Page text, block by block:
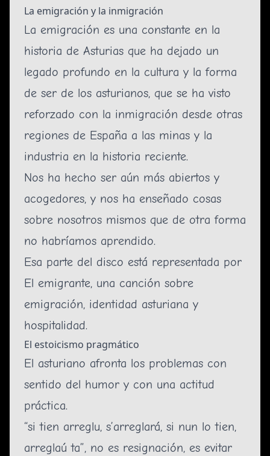
La emigración y la inmigración
La emigración es una constante en la
historia de Asturias que ha dejado un
legado profundo en la cultura y la forma
de ser de los asturianos, que se ha visto
reforzado con la inmigración desde otras
regiones de España a las minas y la
industria en la historia reciente.
Nos ha hecho ser aún más abiertos y
acogedores, y nos ha enseñado cosas
sobre nosotros mismos que de otra forma
no habríamos aprendido.
Esa parte del disco está representada por
El emigrante, una canción sobre
emigración, identidad asturiana y
hospitalidad.
El estoicismo pragmático
El asturiano afronta los problemas con
sentido del humor y con una actitud
práctica.
“si tien arreglu, s’arreglará, si nun lo tien,
arreglaú ta”, no es resignación, es evitar